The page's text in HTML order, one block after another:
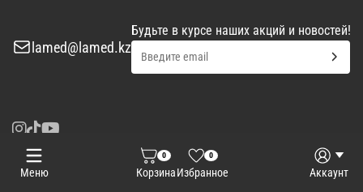
Меню
0
Корзина
0
Избранное Аккаунт
lamed@lamed.kz
Будьте в курсе наших акций и новостей!